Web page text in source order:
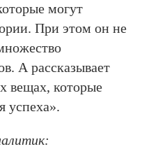
могут
При этом он не
А рассказывает
вещах, которые
успеха».